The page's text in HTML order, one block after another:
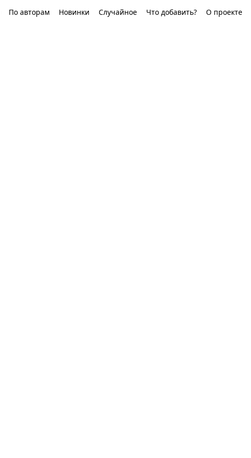
По авторам Новинки Случайное Что добавить? О проекте